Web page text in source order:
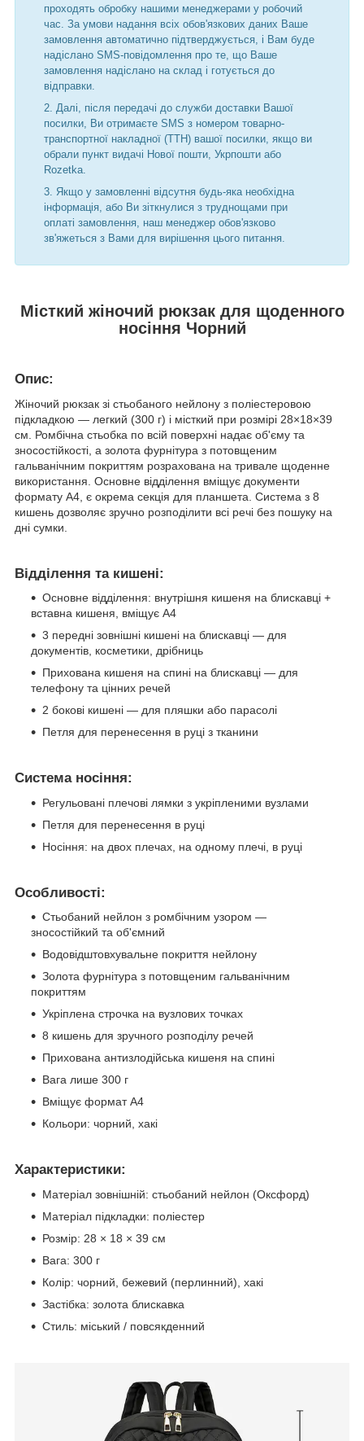
проходять обробку нашими менеджерами у робочий
час. За умови надання всіх обов'язкових даних Ваше
замовлення автоматично підтверджується, і Вам буде
надіслано SMS-повідомлення про те, що Ваше
замовлення надіслано на склад і готується до
відправки.
Далі, після передачі до служби доставки Вашої
посилки, Ви отримаєте SMS з номером товарно-
транспортної накладної (ТТН) вашої посилки, якщо ви
обрали пункт видачі Нової пошти, Укрпошти або
Rozetka.
Якщо у замовленні відсутня будь-яка необхідна
інформація, або Ви зіткнулися з труднощами при
оплаті замовлення, наш менеджер обов'язково
зв'яжеться з Вами для вирішення цього питання.
Місткий жіночий рюкзак для щоденного
носіння Чорний
Опис:
Жіночий рюкзак зі стьобаного нейлону з поліестеровою
підкладкою — легкий (300 г) і місткий при розмірі 28×18×39
см. Ромбічна стьобка по всій поверхні надає об'єму та
зносостійкості, а золота фурнітура з потовщеним
гальванічним покриттям розрахована на тривале щоденне
використання. Основне відділення вміщує документи
формату А4, є окрема секція для планшета. Система з 8
кишень дозволяє зручно розподілити всі речі без пошуку на
дні сумки.
Відділення та кишені:
Основне відділення: внутрішня кишеня на блискавці +
вставна кишеня, вміщує А4
3 передні зовнішні кишені на блискавці — для
документів, косметики, дрібниць
Прихована кишеня на спині на блискавці — для
телефону та цінних речей
2 бокові кишені — для пляшки або парасолі
Петля для перенесення в руці з тканини
Система носіння:
Регульовані плечові лямки з укріпленими вузлами
Петля для перенесення в руці
Носіння: на двох плечах, на одному плечі, в руці
Особливості:
Стьобаний нейлон з ромбічним узором —
зносостійкий та об'ємний
Водовідштовхувальне покриття нейлону
Золота фурнітура з потовщеним гальванічним
покриттям
Укріплена строчка на вузлових точках
8 кишень для зручного розподілу речей
Прихована антизлодійська кишеня на спині
Вага лише 300 г
Вміщує формат А4
Кольори: чорний, хакі
Характеристики:
Матеріал зовнішній: стьобаний нейлон (Оксфорд)
Матеріал підкладки: поліестер
Розмір: 28 × 18 × 39 см
Вага: 300 г
Колір: чорний, бежевий (перлинний), хакі
Застібка: золота блискавка
Стиль: міський / повсякденний